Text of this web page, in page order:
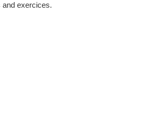
and exercices.